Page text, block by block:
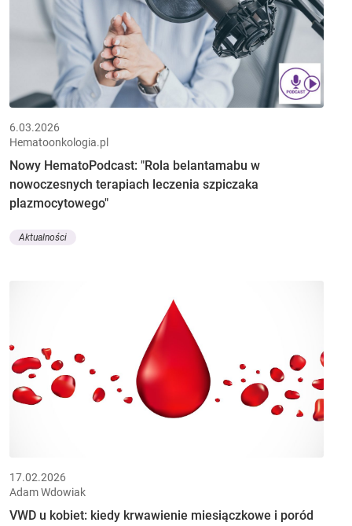
6.03.2026
Hematoonkologia.pl
Nowy HematoPodcast: "Rola belantamabu w
nowoczesnych terapiach leczenia szpiczaka
plazmocytowego"
Aktualności
17.02.2026
Adam Wdowiak
VWD u kobiet: kiedy krwawienie miesiączkowe i poród